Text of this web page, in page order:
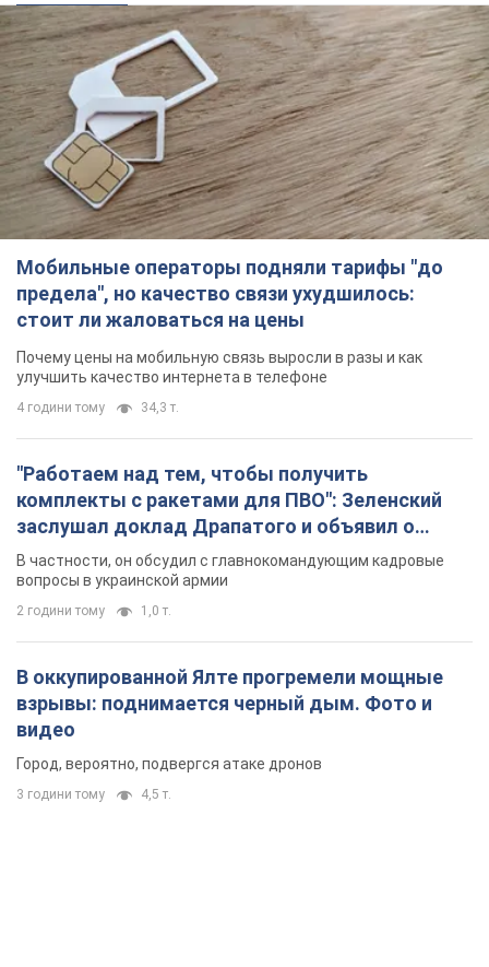
Мобильные операторы подняли тарифы "до
предела", но качество связи ухудшилось:
стоит ли жаловаться на цены
Почему цены на мобильную связь выросли в разы и как
улучшить качество интернета в телефоне
4 години тому 34,3 т.
"Работаем над тем, чтобы получить
комплекты с ракетами для ПВО": Зеленский
заслушал доклад Драпатого и объявил о
новых мерах
В частности, он обсудил с главнокомандующим кадровые
вопросы в украинской армии
2 години тому 1,0 т.
В оккупированной Ялте прогремели мощные
взрывы: поднимается черный дым. Фото и
видео
Город, вероятно, подвергся атаке дронов
3 години тому 4,5 т.